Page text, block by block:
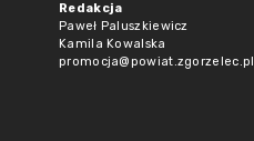
Redakcja
Paweł Paluszkiewicz
Kamila Kowalska
promocja@powiat.zgorzelec.pl